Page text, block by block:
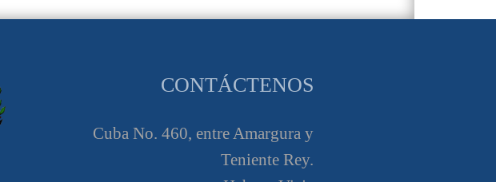
CONTÁCTENOS
Cuba No. 460, entre Amargura y
Teniente Rey.